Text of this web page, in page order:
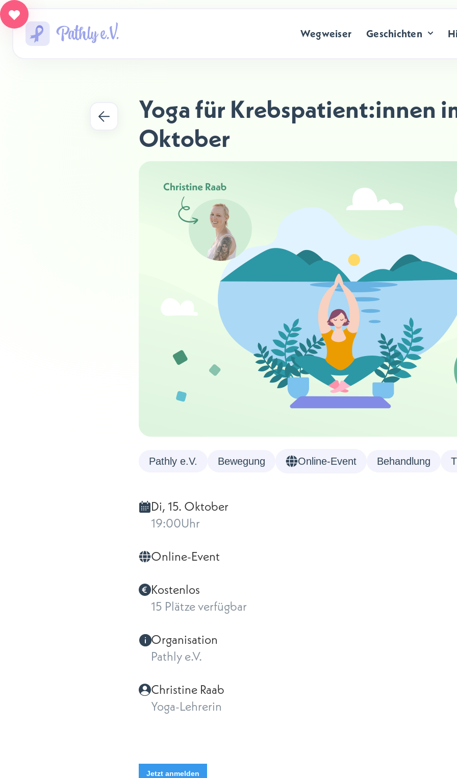
Wegweiser Geschichten
Yoga für Krebspatient:innen
Oktober
Pathly e.V. Bewegung Online-Event Behandlung
Di, 15. Oktober
19:00Uhr
Online-Event
Kostenlos
15 Plätze verfügbar
Organisation
Pathly e.V.
Christine Raab
Yoga-Lehrerin
Jetzt anmelden